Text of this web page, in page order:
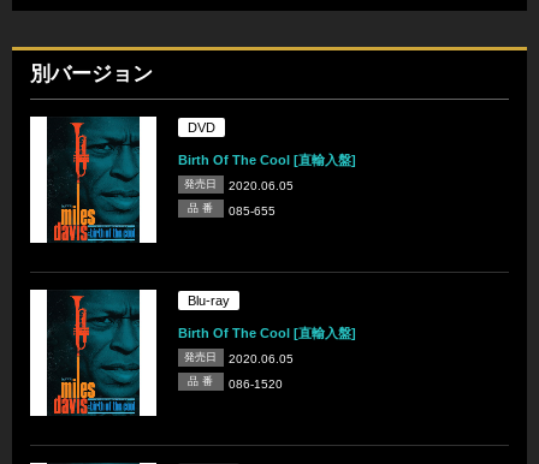
別バージョン
DVD
Birth Of The Cool [直輸入盤]
発売日 2020.06.05
品 番 085-655
Blu-ray
Birth Of The Cool [直輸入盤]
発売日 2020.06.05
品 番 086-1520